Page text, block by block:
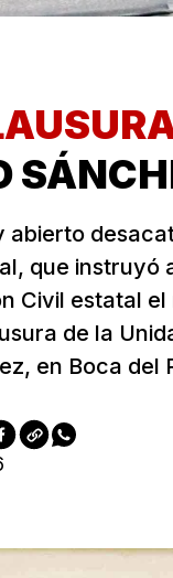
abierto
que instruyó
Civil estatal
de la
en Boca del